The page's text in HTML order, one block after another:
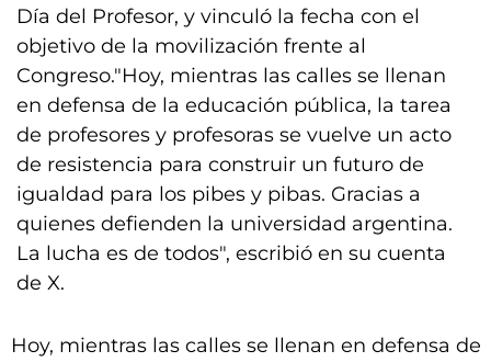
Día del Profesor, y vinculó la fecha con el
objetivo de la movilización frente al
Congreso."Hoy, mientras las calles se llenan
en defensa de la educación pública, la tarea
de profesores y profesoras se vuelve un acto
de resistencia para construir un futuro de
igualdad para los pibes y pibas. Gracias a
quienes defienden la universidad argentina.
La lucha es de todos", escribió en su cuenta
de X.
Hoy, mientras las calles se llenan en defensa de